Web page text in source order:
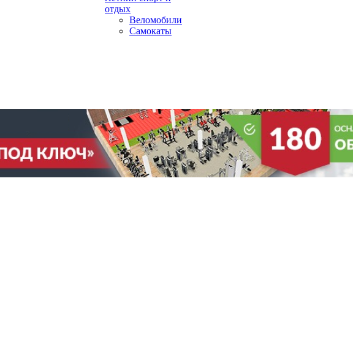
отдых
Веломобили
Самокаты